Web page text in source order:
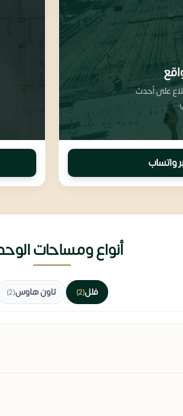
على أحدث
واتساب
أنواع ومساحات
فلل(2) تاون هاوس(2)